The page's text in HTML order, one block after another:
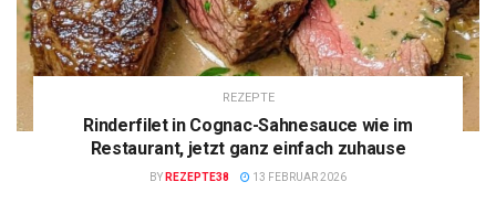
REZEPTE
Rinderfilet in Cognac-Sahnesauce wie im
Restaurant, jetzt ganz einfach zuhause
BY REZEPTE38 13 FEBRUAR 2026